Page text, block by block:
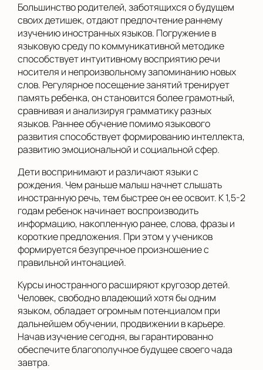
Большинство родителей, заботящихся о будущем
своих детишек, отдают предпочтение раннему
изучению иностранных языков. Погружение в
языковую среду по коммуникативной методике
способствует интуитивному восприятию речи
носителя и непроизвольному запоминанию новых
слов. Регулярное посещение занятий тренирует
память ребенка, он становится более грамотный,
сравнивая и анализируя грамматику разных
языков. Раннее обучение помимо языкового
развития способствует формированию интеллекта,
развитию эмоциональной и социальной сфер.
Дети воспринимают и различают языки с
рождения. Чем раньше малыш начнет слышать
иностранную речь, тем быстрее он ее освоит. К 1,5-2
годам ребенок начинает воспроизводить
информацию, накопленную ранее, слова, фразы и
короткие предложения. При этом у учеников
формируется безупречное произношение с
правильной интонацией.
Курсы иностранного расширяют кругозор детей.
Человек, свободно владеющий хотя бы одним
языком, обладает огромным потенциалом при
дальнейшем обучении, продвижении в карьере.
Начав изучение сегодня, вы гарантированно
обеспечите благополучное будущее своего чада
завтра.